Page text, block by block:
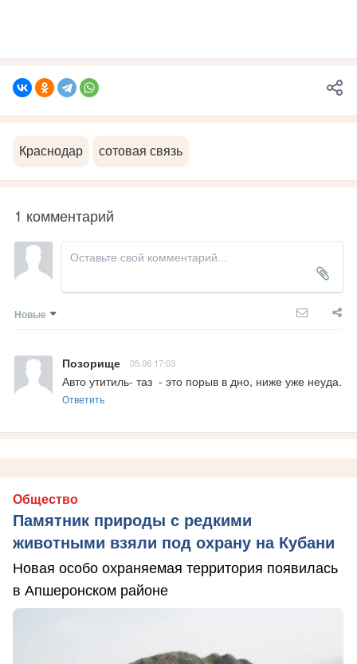
Краснодар сотовая связь
1 комментарий
Новые
Позорище 05.06 17:03
Авто утитиль- таз  - это порыв в дно, ниже уже неуда.
Ответить
Общество
Памятник природы с редкими
животными взяли под охрану на Кубани
Новая особо охраняемая территория появилась
в Апшеронском районе